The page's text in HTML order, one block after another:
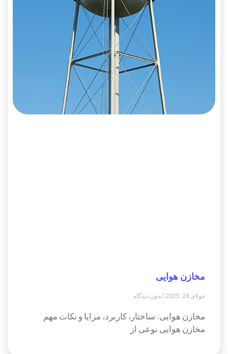
مخازن هوایی
جولای 28, 2025 بدون دیدگاه
مخازن هوایی: ساختار، کاربرد، مزایا و نکات مهم
مخازن هوایی نوعی از